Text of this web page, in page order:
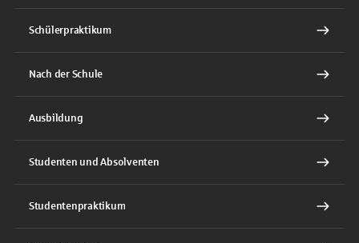
Schülerpraktikum
Nach der Schule
Ausbildung
Studenten und Absolventen
Studentenpraktikum